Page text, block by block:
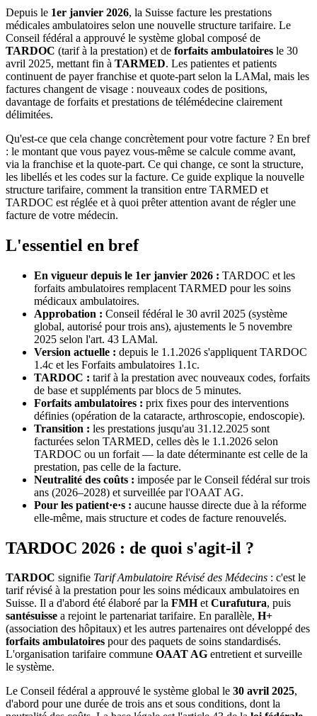
Depuis le 1er janvier 2026, la Suisse facture les prestations
médicales ambulatoires selon une nouvelle structure tarifaire. Le
Conseil fédéral a approuvé le système global composé de
TARDOC (tarif à la prestation) et de forfaits ambulatoires le 30
avril 2025, mettant fin à TARMED. Les patientes et patients
continuent de payer franchise et quote-part selon la LAMal, mais les
factures changent de visage : nouveaux codes de positions,
davantage de forfaits et prestations de télémédecine clairement
délimitées.
Qu'est-ce que cela change concrètement pour votre facture ? En bref
: le montant que vous payez vous-même se calcule comme avant,
via la franchise et la quote-part. Ce qui change, ce sont la structure,
les libellés et les codes sur la facture. Ce guide explique la nouvelle
structure tarifaire, comment la transition entre TARMED et
TARDOC est réglée et à quoi prêter attention avant de régler une
facture de votre médecin.
L'essentiel en bref
En vigueur depuis le 1er janvier 2026 : TARDOC et les
forfaits ambulatoires remplacent TARMED pour les soins
médicaux ambulatoires.
Approbation : Conseil fédéral le 30 avril 2025 (système
global, autorisé pour trois ans), ajustements le 5 novembre
2025 selon l'art. 43 LAMal.
Version actuelle : depuis le 1.1.2026 s'appliquent TARDOC
1.4c et les Forfaits ambulatoires 1.1c.
TARDOC : tarif à la prestation avec nouveaux codes, forfaits
de base et suppléments par blocs de 5 minutes.
Forfaits ambulatoires : prix fixes pour des interventions
définies (opération de la cataracte, arthroscopie, endoscopie).
Transition : les prestations jusqu'au 31.12.2025 sont
facturées selon TARMED, celles dès le 1.1.2026 selon
TARDOC ou un forfait — la date déterminante est celle de la
prestation, pas celle de la facture.
Neutralité des coûts : imposée par le Conseil fédéral sur trois
ans (2026–2028) et surveillée par l'OAAT AG.
Pour les patient·e·s : aucune hausse directe due à la réforme
elle-même, mais structure et codes de facture renouvelés.
TARDOC 2026 : de quoi s'agit-il ?
TARDOC signifie Tarif Ambulatoire Révisé des Médecins : c'est le
tarif révisé à la prestation pour les soins médicaux ambulatoires en
Suisse. Il a d'abord été élaboré par la FMHetCurafutura, puis
santésuisse a rejoint le partenariat tarifaire. En parallèle, H+
(association des hôpitaux) et les autres partenaires ont développé des
forfaits ambulatoires pour des paquets de soins standardisés.
L'organisation tarifaire commune OAAT AG entretient et surveille
le système.
Le Conseil fédéral a approuvé le système global le 30 avril 2025,
d'abord pour une durée de trois ans et sous conditions, dont la